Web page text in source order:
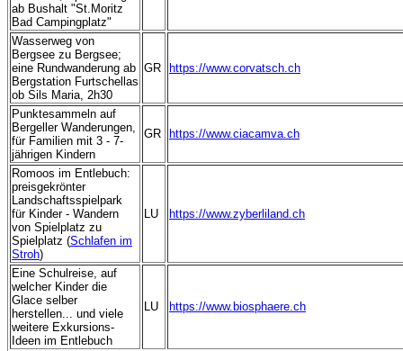
ab Bushalt "St.Moritz
Bad Campingplatz"
Wasserweg von
Bergsee zu Bergsee;
eine Rundwanderung ab
Bergstation Furtschellas
ob Sils Maria, 2h30
GR https://www.corvatsch.ch
Punktesammeln auf
Bergeller Wanderungen,
für Familien mit 3 - 7-
jährigen Kindern
GR https://www.ciacamva.ch
Romoos im Entlebuch:
preisgekrönter
Landschaftsspielpark
für Kinder - Wandern
von Spielplatz zu
Spielplatz (Schlafen im
Stroh)
LU https://www.zyberliland.ch
Eine Schulreise, auf
welcher Kinder die
Glace selber
herstellen... und viele
weitere Exkursions-
Ideen im Entlebuch
LU https://www.biosphaere.ch